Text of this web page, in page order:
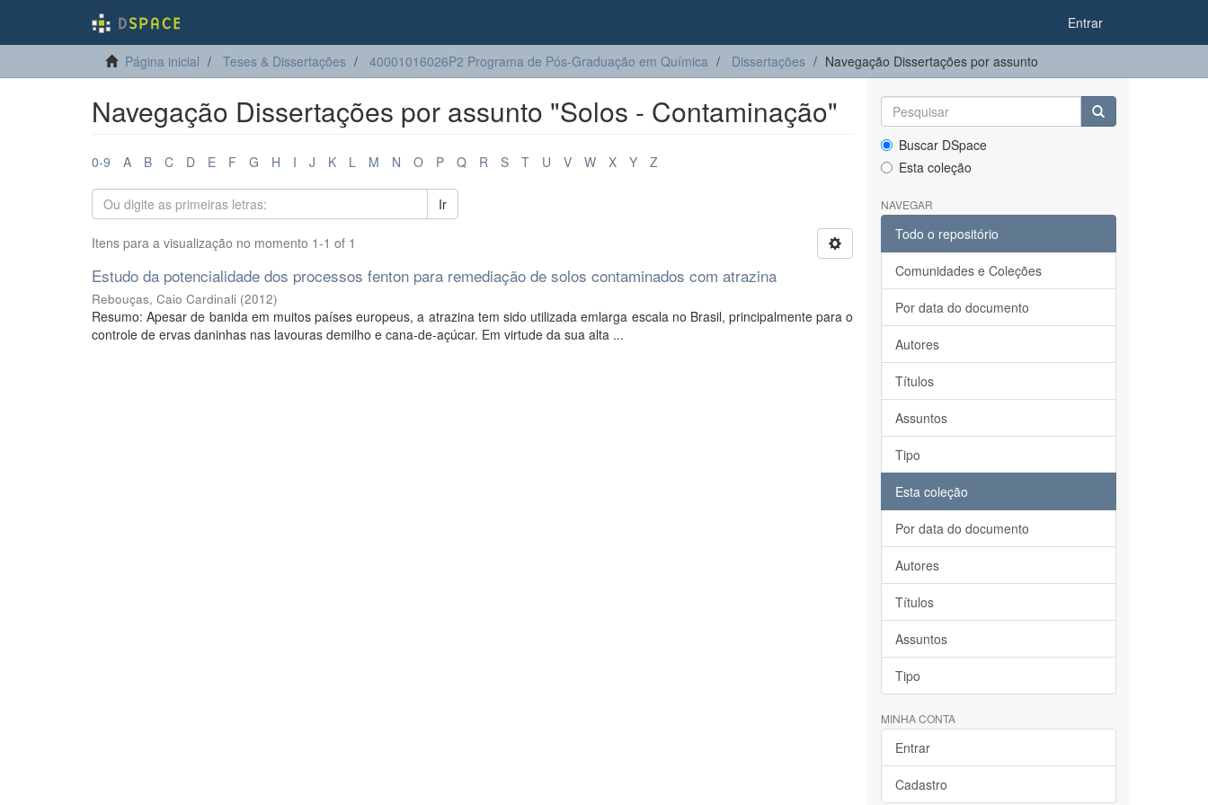
Entrar
Página inicial Teses & Dissertações 40001016026P2 Programa de Pós-Graduação em Química Dissertações Navegação Dissertações por assunto
Navegação Dissertações por assunto "Solos - Contaminação"
0-9 A B C D E F G H I J K L M N O P Q R S T U V W X Y Z
Ir
Itens para a visualização no momento 1-1 of 1
Estudo da potencialidade dos processos fenton para remediação de solos contaminados com atrazina
Rebouças, Caio Cardinali (2012)
Resumo: Apesar de banida em muitos países europeus, a atrazina tem sido utilizada emlarga escala no Brasil, principalmente para o
controle de ervas daninhas nas lavouras demilho e cana-de-açúcar. Em virtude da sua alta ...
Buscar DSpace
Esta coleção
NAVEGAR
Todo o repositório
Comunidades e Coleções
Por data do documento
Autores
Títulos
Assuntos
Tipo
Esta coleção
Por data do documento
Autores
Títulos
Assuntos
Tipo
MINHA CONTA
Entrar
Cadastro